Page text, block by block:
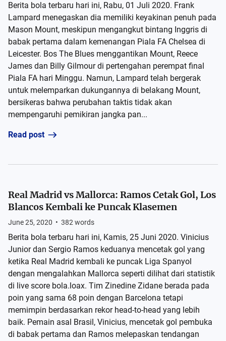
Berita bola terbaru hari ini, Rabu, 01 Juli 2020. Frank
Lampard menegaskan dia memiliki keyakinan penuh pada
Mason Mount, meskipun mengangkut bintang Inggris di
babak pertama dalam kemenangan Piala FA Chelsea di
Leicester. Bos The Blues menggantikan Mount, Reece
James dan Billy Gilmour di pertengahan perempat final
Piala FA hari Minggu. Namun, Lampard telah bergerak
untuk melemparkan dukungannya di belakang Mount,
bersikeras bahwa perubahan taktis tidak akan
mempengaruhi pemikiran jangka pan...
Read post
Real Madrid vs Mallorca: Ramos Cetak Gol, Los
Blancos Kembali ke Puncak Klasemen
June 25, 2020 • 382 words
Berita bola terbaru hari ini, Kamis, 25 Juni 2020. Vinicius
Junior dan Sergio Ramos keduanya mencetak gol yang
ketika Real Madrid kembali ke puncak Liga Spanyol
dengan mengalahkan Mallorca seperti dilihat dari statistik
di live score bola.loax. Tim Zinedine Zidane berada pada
poin yang sama 68 poin dengan Barcelona tetapi
memimpin berdasarkan rekor head-to-head yang lebih
baik. Pemain asal Brasil, Vinicius, mencetak gol pembuka
di babak pertama dan Ramos melepaskan tendangan